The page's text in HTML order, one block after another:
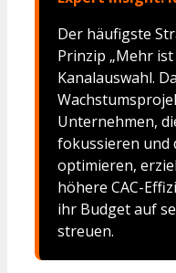
Der häufigste
Prinzip „Mehr
Kanalauswahl.
Unternehmen,
fokussieren und
optimieren,
höhere CAC-
ihr Budget auf
streuen.